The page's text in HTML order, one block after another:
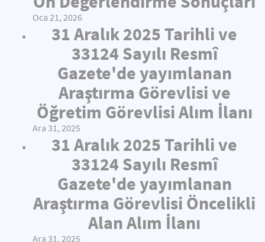
Oca 21, 2026
31 Aralık 2025 Tarihli ve
33124 Sayılı Resmî
Gazete'de yayımlanan
Araştırma Görevlisi ve
Öğretim Görevlisi Alım İlanı
Ara 31, 2025
31 Aralık 2025 Tarihli ve
33124 Sayılı Resmî
Gazete'de yayımlanan
Araştırma Görevlisi Öncelikli
Alan Alım İlanı
Ara 31, 2025